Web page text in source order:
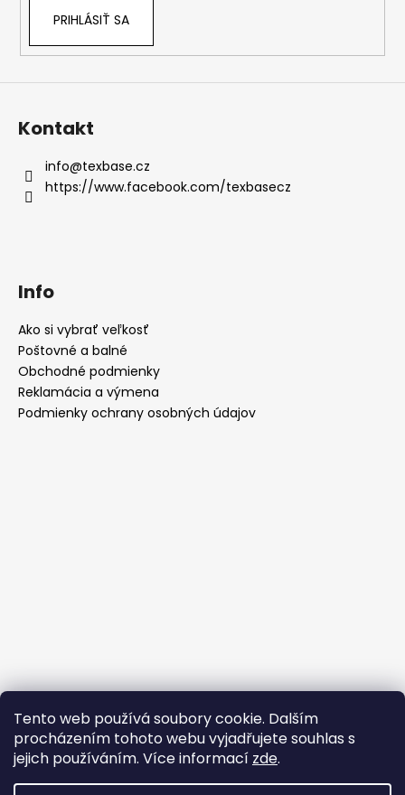
Tento web používá soubory cookie. Dalším
procházením tohoto webu vyjadřujete souhlas s
jejich používáním. Více informací zde.
PRIHLÁSIŤ SA
Kontakt
info@texbase.cz
https://www.facebook.com/texbasecz
Info
Ako si vybrať veľkosť
Poštovné a balné
Obchodné podmienky
Reklamácia a výmena
Podmienky ochrany osobných údajov
Prijímame online platby